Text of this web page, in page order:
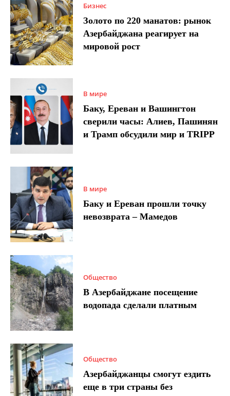
Бизнес
Золото по 220 манатов: рынок
Азербайджана реагирует на
мировой рост
В мире
Баку, Ереван и Вашингтон
сверили часы: Алиев, Пашинян
и Трамп обсудили мир и TRIPP
В мире
Баку и Ереван прошли точку
невозврата – Мамедов
Общество
В Азербайджане посещение
водопада сделали платным
Общество
Азербайджанцы смогут ездить
еще в три страны без